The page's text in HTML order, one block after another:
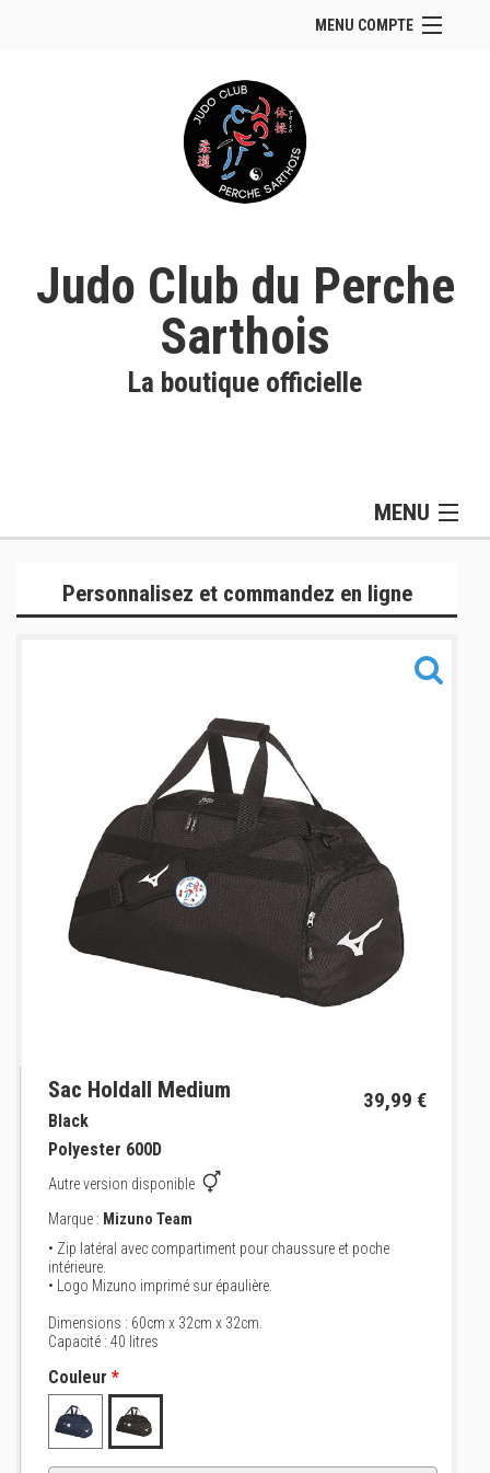
MENU COMPTE
Site Web du club
Se connecter
Panier ( vide )
Judo Club du Perche
Sarthois
La boutique officielle
MENU
Lifestyle
Accessoires
Sacs
Informations
Personnalisez et commandez en ligne
Sac Holdall Medium 39,99 €
Black
Polyester 600D
Autre version disponible
Marque : Mizuno Team
• Zip latéral avec compartiment pour chaussure et poche
intérieure.
• Logo Mizuno imprimé sur épaulière.
Dimensions : 60cm x 32cm x 32cm.
Capacité : 40 litres
Couleur *